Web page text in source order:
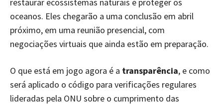
oceanos. Eles chegarão a uma conclusão em abril
próximo, em uma reunião presencial, com
negociações virtuais que ainda estão em preparação.
O que está em jogo agora é a transparência, e como
será aplicado o código para verificações regulares
lideradas pela ONU sobre o cumprimento das